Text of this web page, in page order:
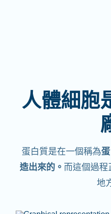
人體細胞
蛋白質是在一個稱為
造出來的。 而這個過程
地